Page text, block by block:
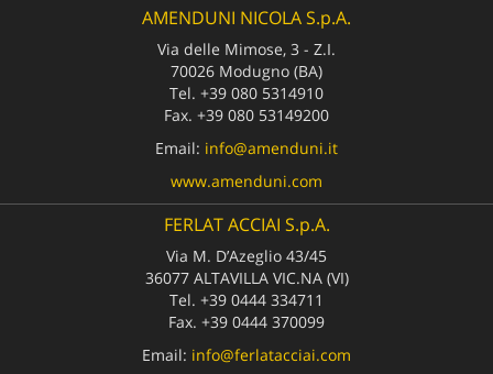
AMENDUNI NICOLA S.p.A.
Via delle Mimose, 3 - Z.I.
70026 Modugno (BA)
Tel. +39 080 5314910
Fax. +39 080 53149200
Email: info@amenduni.it
www.amenduni.com
FERLAT ACCIAI S.p.A.
Via M. D’Azeglio 43/45
36077 ALTAVILLA VIC.NA (VI)
Tel. +39 0444 334711
Fax. +39 0444 370099
Email: info@ferlatacciai.com